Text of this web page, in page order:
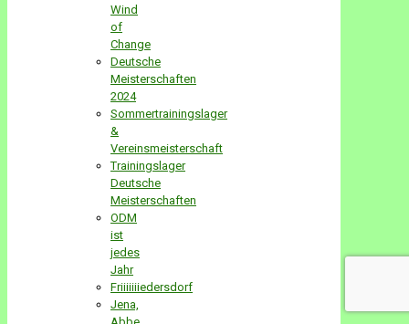
Wind
of
Change
Deutsche
Meisterschaften
2024
Sommertrainingslager
&
Vereinsmeisterschaft
Trainingslager
Deutsche
Meisterschaften
ODM
ist
jedes
Jahr
Friiiiiiiedersdorf
Jena,